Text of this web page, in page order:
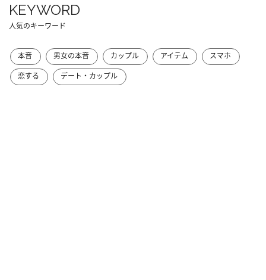
KEYWORD
人気のキーワード
本音 男女の本音 カップル アイテム
スマホ
恋する
デート・カップル